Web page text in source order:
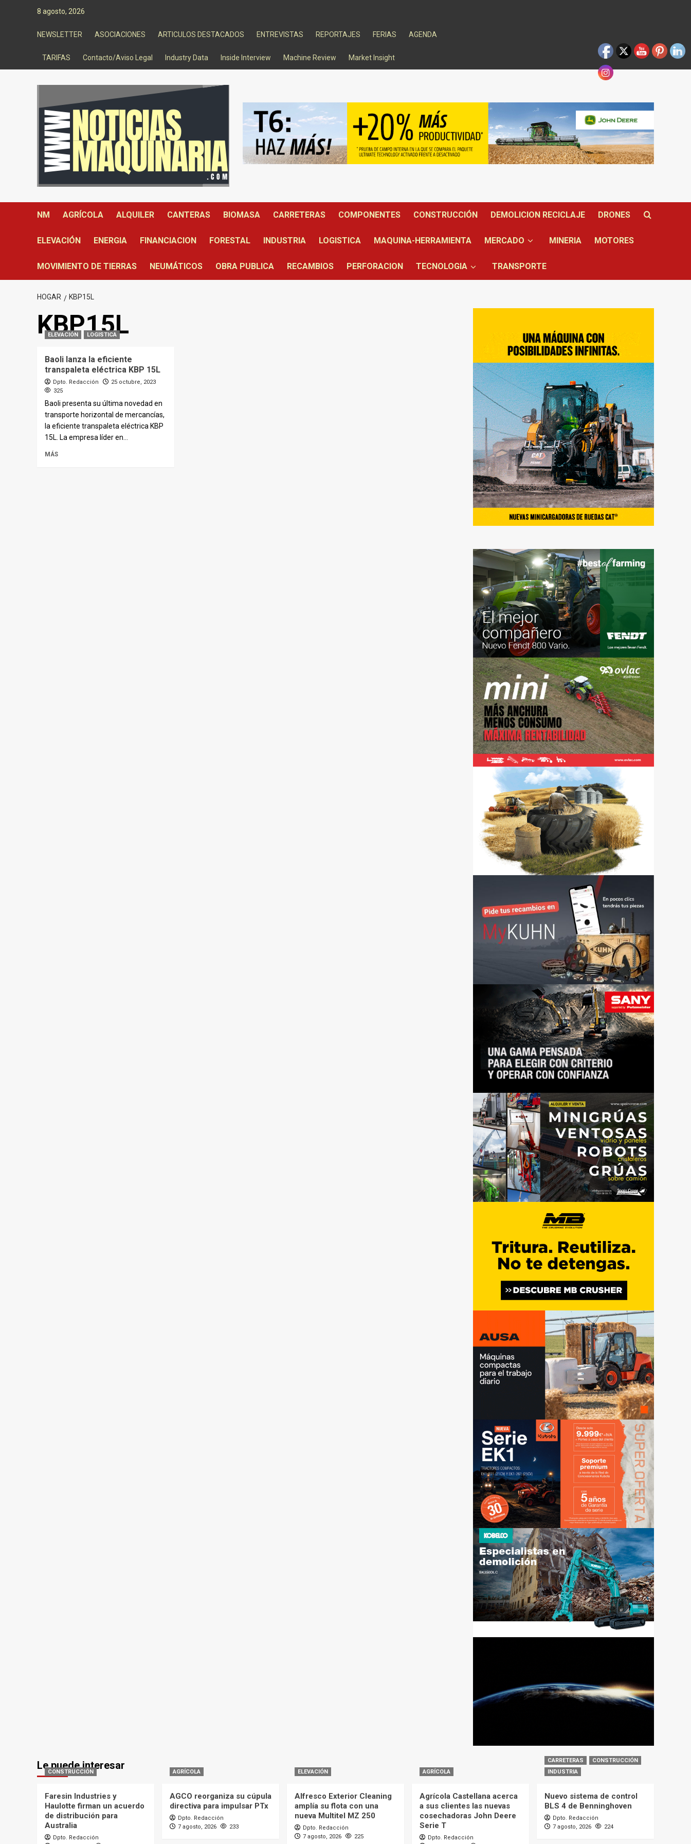
8 agosto, 2026
NEWSLETTER ASOCIACIONES ARTICULOS DESTACADOS ENTREVISTAS REPORTAJES FERIAS AGENDA
TARIFAS Contacto/Aviso Legal Industry Data Inside Interview Machine Review Market Insight
NM AGRÍCOLA ALQUILER CANTERAS BIOMASA CARRETERAS COMPONENTES CONSTRUCCIÓN DEMOLICION RECICLAJE DRONES
ELEVACIÓN ENERGIA FINANCIACION FORESTAL INDUSTRIA LOGISTICA MAQUINA-HERRAMIENTA MERCADO MINERIA MOTORES
MOVIMIENTO DE TIERRAS NEUMÁTICOS OBRA PUBLICA RECAMBIOS PERFORACION TECNOLOGIA TRANSPORTE
HOGAR KBP15L
KBP15L
ELEVACIÓN LOGISTICA
Baoli lanza la eficiente
transpaleta eléctrica KBP 15L
Dpto. Redacción
25 octubre, 2023
325
Baoli presenta su última novedad en
transporte horizontal de mercancías,
la eficiente transpaleta eléctrica KBP
15L. La empresa líder en...
MÁS
Le puede interesar
CONSTRUCCIÓN
Faresin Industries y
Haulotte firman un acuerdo
de distribución para
Australia
Dpto. Redacción
AGRÍCOLA
AGCO reorganiza su cúpula
directiva para impulsar PTx
Dpto. Redacción
7 agosto, 2026
233
ELEVACIÓN
Alfresco Exterior Cleaning
amplía su flota con una
nueva Multitel MZ 250
Dpto. Redacción
7 agosto, 2026
225
AGRÍCOLA
Agrícola Castellana acerca
a sus clientes las nuevas
cosechadoras John Deere
Serie T
Dpto. Redacción
CARRETERAS
CONSTRUCCIÓN
INDUSTRIA
Nuevo sistema de control
BLS 4 de Benninghoven
Dpto. Redacción
7 agosto, 2026
224